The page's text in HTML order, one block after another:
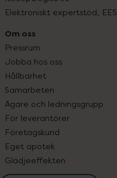
Elektroniskt expertstöd, EES
Om oss
Pressrum
Jobba hos oss
Hållbarhet
Samarbeten
Ägare och ledningsgrupp
För leverantörer
Företagskund
Eget apotek
Glädjeeffekten